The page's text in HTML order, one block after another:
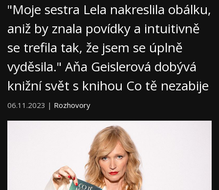
"Moje sestra Lela nakreslila obálku,
aniž by znala povídky a intuitivně
se trefila tak, že jsem se úplně
vyděsila." Aňa Geislerová dobývá
knižní svět s knihou Co tě nezabije
06.11.2023 | Rozhovory